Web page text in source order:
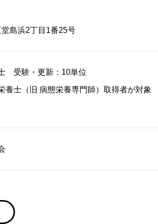
島浜2丁目1番25号
受験・更新：10単位
養士（旧 病態栄養専門師）取得者が対象